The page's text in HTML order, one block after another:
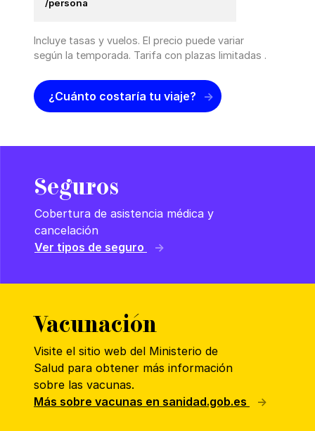
/persona
Incluye tasas y vuelos. El precio puede variar
según la temporada. Tarifa con plazas limitadas .
¿Cuánto costaría tu viaje?
Seguros
Cobertura de asistencia médica y
cancelación
Ver tipos de seguro
Vacunación
Visite el sitio web del Ministerio de
Salud para obtener más información
sobre las vacunas.
Más sobre vacunas en sanidad.gob.es